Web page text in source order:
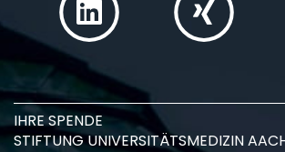
IHRE SPENDE
STIFTUNG UNIVERSITÄTSMEDIZIN